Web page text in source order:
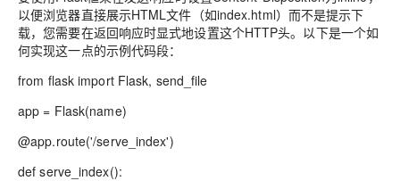
以便浏览器直接展示HTML文件（如index.html）而不是提示下
载，您需要在返回响应时显式地设置这个HTTP头。以下是一个如
何实现这一点的示例代码段：
from flask import Flask, send_file
app = Flask(name)
@app.route('/serve_index')
def serve_index():